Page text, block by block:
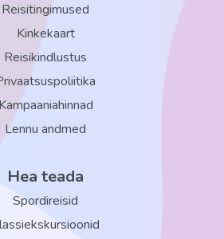
Reisitingimused
Kinkekaart
Reisikindlustus
Kampaaniahinnad
Lennu andmed
Hea teada
Spordireisid